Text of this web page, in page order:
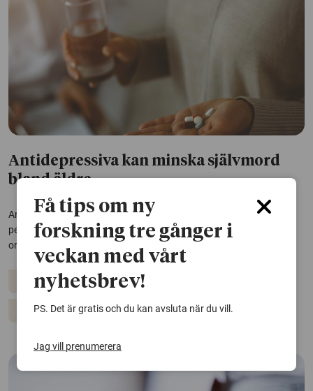
Antidepressiva kan minska självmord
bland äldre
Antidepressiva läkemedel kopplas till lägre risk för självmord bland
personer över 75 år på äldreboenden. Samtidigt fördubblas risken
om läkemedel ges mot sömnproblem, visar en studie.
Antidepressiva läkemedel
Självmord Vård och omsorg
Få tips om ny
forskning tre gånger i
veckan med vårt
nyhetsbrev!
PS. Det är gratis och du kan avsluta när du vill.
Jag vill prenumerera